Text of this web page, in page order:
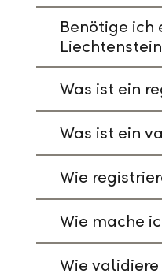
Benötige ich
Was ist ein
Was ist ein
Wie
Wie mache
Wie